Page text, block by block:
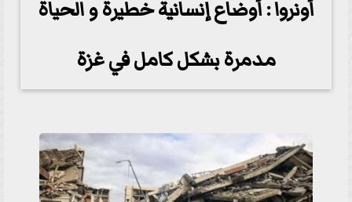
أونروا : أوضاع إنسانية خطيرة و الحياة
مدمرة بشكل كامل في غزة